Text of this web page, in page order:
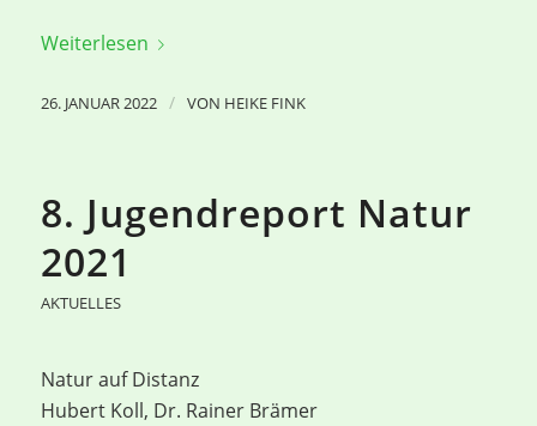
Weiterlesen
26. JANUAR 2022 / VON HEIKE FINK
8. Jugendreport Natur
2021
AKTUELLES
Natur auf Distanz
Hubert Koll, Dr. Rainer Brämer